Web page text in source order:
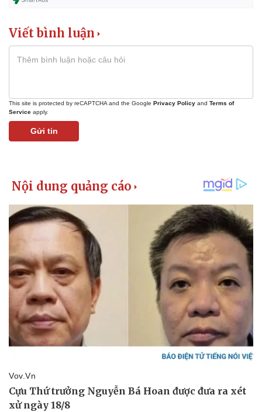
Thể thao
eSports
Viết bình luận
This site is protected by reCAPTCHA and the Google Privacy Policy and Terms of
Service apply.
Gửi tin